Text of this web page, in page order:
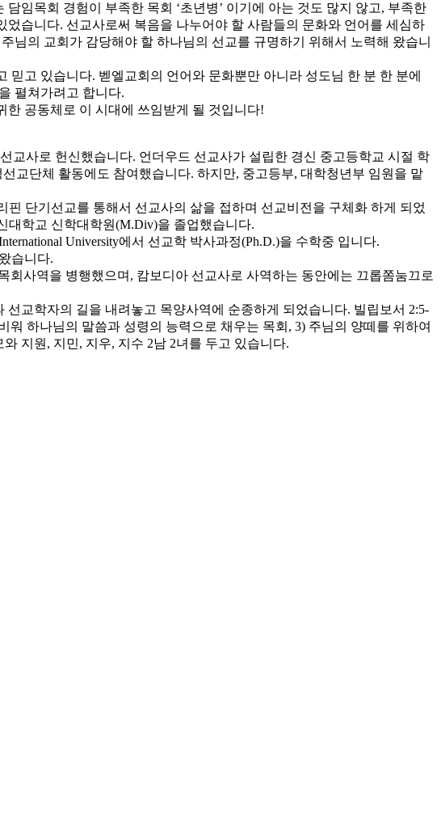
임목회 경험이 부족한 목회 ‘초년병’ 이기에 아는 것도 많지 않고, 부족한
습니다. 선교사로써 복음을 나누어야 할 사람들의 문화와 언어를 세심하
의 교회가 감당해야 할 하나님의 선교를 규명하기 위해서 노력해 왔습니
고 있습니다. 벧엘교회의 언어와 문화뿐만 아니라 성도님 한 분 한 분에
펼쳐가려고 합니다.
공동체로 이 시대에 쓰임받게 될 것입니다!
교사로 헌신했습니다. 언더우드 선교사가 설립한 경신 중고등학교 시절 학
교단체 활동에도 참여했습니다. 하지만, 중고등부, 대학청년부 임원을 맡
단기선교를 통해서 선교사의 삶을 접하며 선교비전을 구체화 하게 되었
대학교 신학대학원(M.Div)을 졸업했습니다.
University에서 선교학 박사과정(Ph.D.)을 수학중 입니다.
습니다.
사역을 병행했으며, 캄보디아 선교사로 사역하는 동안에는 끄롭쫌눔끄로
교학자의 길을 내려놓고 목양사역에 순종하게 되었습니다. 빌립보서 2:5-
하나님의 말씀과 성령의 능력으로 채우는 목회, 3) 주님의 양떼를 위하여
지원, 지민, 지우, 지수 2남 2녀를 두고 있습니다.